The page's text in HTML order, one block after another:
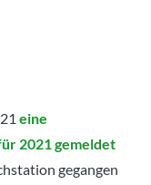
eine
2021 gemeldet
gegangen